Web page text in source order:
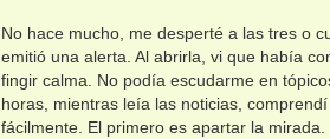
No hace mucho, me desperté a las tres o
emitió una alerta. Al abrirla, vi que había
fingir calma. No podía escudarme en
horas, mientras leía las noticias,
fácilmente. El primero es apartar la